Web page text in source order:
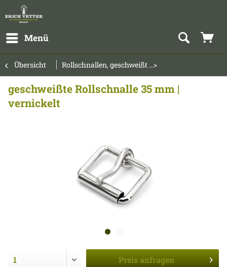
Menü
Übersicht Rollschnallen, geschweißt ...>
geschweißte Rollschnalle 35 mm |
vernickelt
Preis anfragen